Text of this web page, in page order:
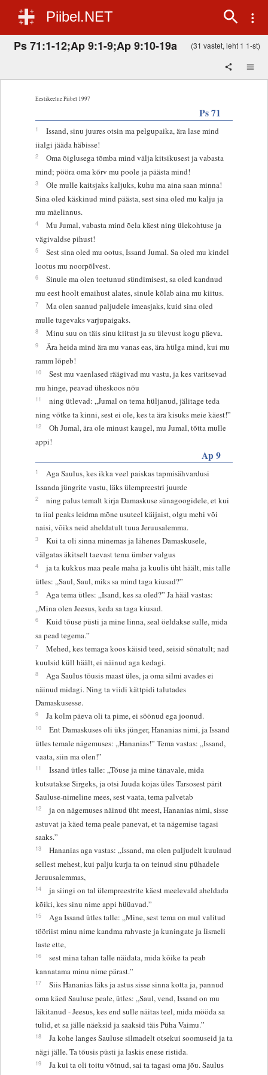
Piibel.NET
Ps 71:1-12;Ap 9:1-9;Ap 9:10-19a (31 vastet, leht 1 1-st)
Eestikeelne Piibel 1997
Ps 71
1
Issand, sinu juures otsin ma pelgupaika, ära lase mind
iialgi jääda häbisse!
2
Oma õiglusega tõmba mind välja kitsikusest ja vabasta
mind; pööra oma kõrv mu poole ja päästa mind!
3
Ole mulle kaitsjaks kaljuks, kuhu ma aina saan minna!
Sina oled käskinud mind päästa, sest sina oled mu kalju ja
mu mäelinnus.
4
Mu Jumal, vabasta mind õela käest ning ülekohtuse ja
vägivaldse pihust!
5
Sest sina oled mu ootus, Issand Jumal. Sa oled mu kindel
lootus mu noorpõlvest.
6
Sinule ma olen toetunud sündimisest, sa oled kandnud
mu eest hoolt emaihust alates, sinule kõlab aina mu kiitus.
7
Ma olen saanud paljudele imeasjaks, kuid sina oled
mulle tugevaks varjupaigaks.
8 Minu suu on täis sinu kiitust ja su ülevust kogu päeva.
9
Ära heida mind ära mu vanas eas, ära hülga mind, kui mu
ramm lõpeb!
10
Sest mu vaenlased räägivad mu vastu, ja kes varitsevad
mu hinge, peavad üheskoos nõu
11
ning ütlevad: „Jumal on tema hüljanud, jälitage teda
ning võtke ta kinni, sest ei ole, kes ta ära kisuks meie käest!”
12
Oh Jumal, ära ole minust kaugel, mu Jumal, tõtta mulle
appi!
Ap 9
1
Aga Saulus, kes ikka veel paiskas tapmisähvardusi
Issanda jüngrite vastu, läks ülempreestri juurde
2
ning palus temalt kirja Damaskuse sünagoogidele, et kui
ta iial peaks leidma mõne usuteel käijaist, olgu mehi või
naisi, võiks neid aheldatult tuua Jeruusalemma.
3
Kui ta oli sinna minemas ja lähenes Damaskusele,
välgatas äkitselt taevast tema ümber valgus
4
ja ta kukkus maa peale maha ja kuulis üht häält, mis talle
ütles: „Saul, Saul, miks sa mind taga kiusad?”
5
Aga tema ütles: „Isand, kes sa oled?” Ja hääl vastas:
„Mina olen Jeesus, keda sa taga kiusad.
6
Kuid tõuse püsti ja mine linna, seal öeldakse sulle, mida
sa pead tegema.”
7
Mehed, kes temaga koos käisid teed, seisid sõnatult; nad
kuulsid küll häält, ei näinud aga kedagi.
8
Aga Saulus tõusis maast üles, ja oma silmi avades ei
näinud midagi. Ning ta viidi kättpidi talutades
Damaskusesse.
9 Ja kolm päeva oli ta pime, ei söönud ega joonud.
10
Ent Damaskuses oli üks jünger, Hananias nimi, ja Issand
ütles temale nägemuses: „Hananias!” Tema vastas: „Issand,
vaata, siin ma olen!”
11
Issand ütles talle: „Tõuse ja mine tänavale, mida
kutsutakse Sirgeks, ja otsi Juuda kojas üles Tarsosest pärit
Sauluse-nimeline mees, sest vaata, tema palvetab
12
ja on nägemuses näinud üht meest, Hananias nimi, sisse
astuvat ja käed tema peale panevat, et ta nägemise tagasi
saaks.”
13
Hananias aga vastas: „Issand, ma olen paljudelt kuulnud
sellest mehest, kui palju kurja ta on teinud sinu pühadele
Jeruusalemmas,
14
ja siingi on tal ülempreestrite käest meelevald aheldada
kõiki, kes sinu nime appi hüüavad.”
15
Aga Issand ütles talle: „Mine, sest tema on mul valitud
tööriist minu nime kandma rahvaste ja kuningate ja Iisraeli
laste ette,
16
sest mina tahan talle näidata, mida kõike ta peab
kannatama minu nime pärast.”
17
Siis Hananias läks ja astus sisse sinna kotta ja, pannud
oma käed Sauluse peale, ütles: „Saul, vend, Issand on mu
läkitanud - Jeesus, kes end sulle näitas teel, mida mööda sa
tulid, et sa jälle näeksid ja saaksid täis Püha Vaimu.”
18
Ja kohe langes Sauluse silmadelt otsekui soomuseid ja ta
nägi jälle. Ta tõusis püsti ja laskis enese ristida.
19
Ja kui ta oli toitu võtnud, sai ta tagasi oma jõu. Saulus